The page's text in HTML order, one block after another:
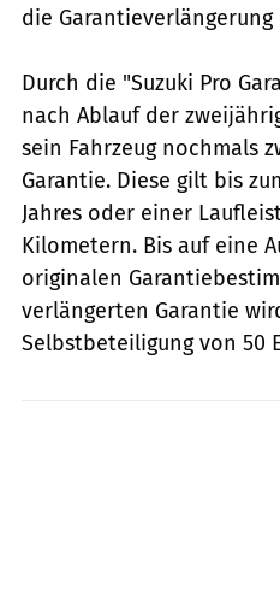
die
Durch die "Suzuki Pro
nach Ablauf der
sein Fahrzeug nochmals
Garantie. Diese gilt bis
Jahres oder einer
Kilometern. Bis auf eine
originalen
verlängerten Garantie
Selbstbeteiligung von 50